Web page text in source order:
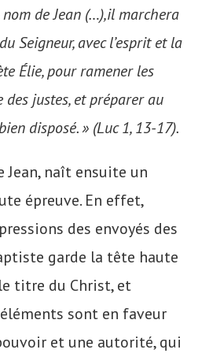
de Jean (…),il marchera
Seigneur, avec l’esprit et la
Élie, pour ramener les
des justes, et préparer au
disposé. » (Luc 1, 13-17).
naît ensuite un
épreuve. En effet,
des envoyés des
garde la tête haute
titre du Christ, et
sont en faveur
et une autorité, qui